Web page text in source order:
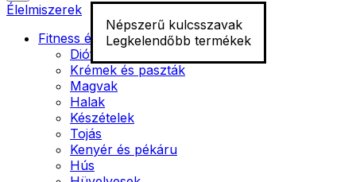
Népszerű kulcsszavak
Legkelendőbb termékek
Élelmiszerek
Fitness élelmiszer
Diófélék
Krémek és paszták
Magvak
Halak
Készételek
Tojás
Kenyér és pékáru
Hús